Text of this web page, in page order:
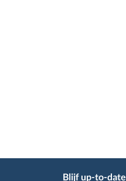
Blijf up-to-date